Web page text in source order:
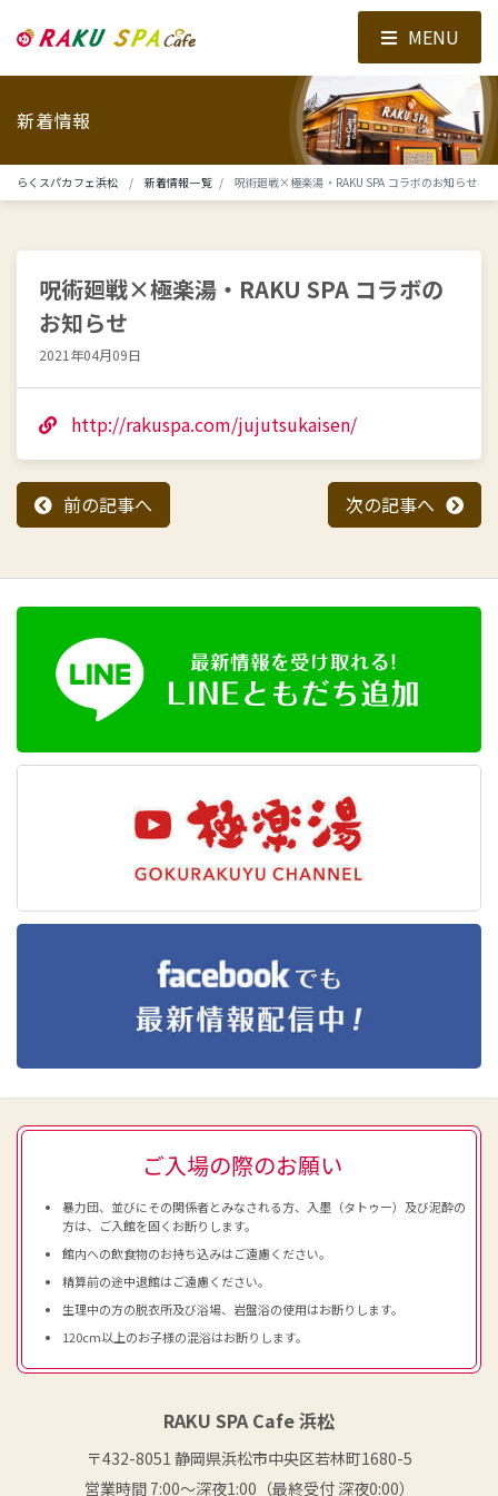
新着情報
らくスパカフェ浜松 新着情報一覧 呪術廻戦×極楽湯・RAKU SPA コラボのお知らせ
呪術廻戦×極楽湯・RAKU SPA コラボの
お知らせ
2021年04月09日
http://rakuspa.com/jujutsukaisen/
前の記事へ 次の記事へ
ご入場の際のお願い
暴力団、並びにその関係者とみなされる方、入墨（タトゥー）及び泥酔の
方は、ご入館を固くお断りします。
館内への飲食物のお持ち込みはご遠慮ください。
精算前の途中退館はご遠慮ください。
生理中の方の脱衣所及び浴場、岩盤浴の使用はお断りします。
120cm以上のお子様の混浴はお断りします。
RAKU SPA Cafe 浜松
〒432-8051 静岡県浜松市中央区若林町1680-5
営業時間 7:00〜深夜1:00（最終受付 深夜0:00）
MENU